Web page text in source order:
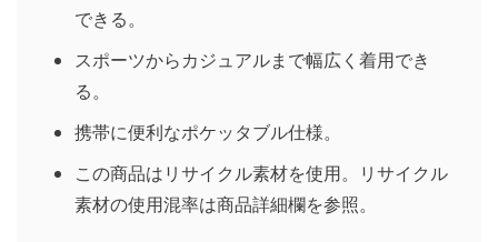
できる。
スポーツからカジュアルまで幅広く着用でき
る。
携帯に便利なポケッタブル仕様。
この商品はリサイクル素材を使用。リサイクル
素材の使用混率は商品詳細欄を参照。